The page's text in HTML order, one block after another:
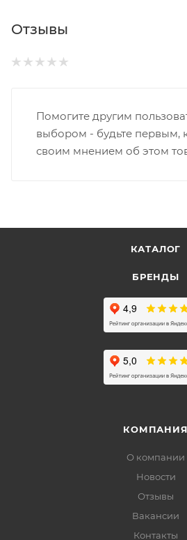
Отзывы
Помогите другим
выбором - будьте первым,
своим мнением об этом
КАТАЛОГ
БРЕНДЫ
КОМПАНИЯ
О компании
Новости
Отзывы
Вакансии
Контакты